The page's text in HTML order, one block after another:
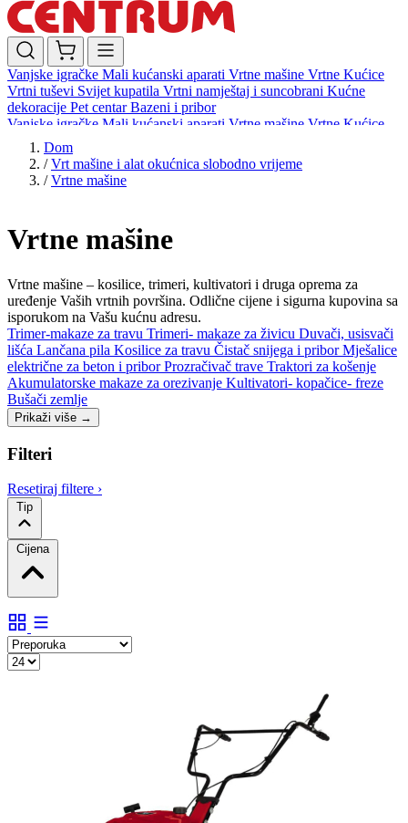
Vanjske igračke Mali kućanski aparati Vrtne mašine Vrtne Kućice
Vrtni tuševi Svijet kupatila Vrtni namještaj i suncobrani Kućne
dekoracije Pet centarBazeni i pribor
Vanjske igračke Mali kućanski aparati Vrtne mašine Vrtne Kućice
Vrtni tuševi
dekoracijePet centar Bazeni i pribor
Dom
/ Vrt mašine i alat okućnica slobodno vrijeme
/ Vrtne mašine
Vrtne mašine
Vrtne mašine – kosilice, trimeri, kultivatori i druga oprema za
uređenje Vaših vrtnih površina. Odlične cijene i sigurna kupovina sa
isporukom na Vašu kućnu adresu.
Trimer-makaze za travu Trimeri- makaze za živicu Duvači, usisvači
lišća Lančana pila Kosilice za travu Čistač snijega i priborMješalice
električne za beton i priborProzračivač trave Traktori za košenje
Akumulatorske makaze za orezivanje Kultivatori- kopačice- freze
Bušači zemlje
Prikaži više →
Filteri
Resetiraj filtere ›
Tip
Cijena